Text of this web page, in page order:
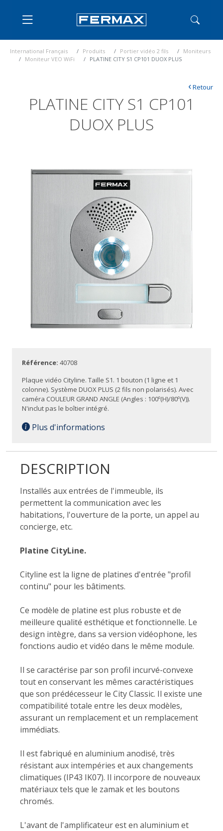
International Français Produits Portier vidéo 2 fils
Moniteurs
Moniteur VEO WiFi
PLATINE CITY S1 CP101 DUOX PLUS
PLATINE CITY S1 CP101
DUOX PLUS
‹Retour
Référence: 40708
Plaque vidéo Cityline. Taille S1. 1 bouton (1 ligne et 1
colonne). Système DUOX PLUS (2 fils non polarisés). Avec
caméra COULEUR GRAND ANGLE (Angles : 100º(H)/80º(V)).
N'inclut pas le boîtier intégré.
Plus d'informations
DESCRIPTION
Installés aux entrées de l'immeuble, ils
permettent la communication avec les
habitations, l'ouverture de la porte, un appel au
concierge, etc.
Platine CityLine.
Cityline est la ligne de platines d'entrée "profil
continu" pour les bâtiments.
Ce modèle de platine est plus robuste et de
meilleure qualité esthétique et fonctionnelle. Le
design intègre, dans sa version vidéophone, les
fonctions audio et vidéo dans le même module.
Il se caractérise par son profil incurvé-convexe
tout en conservant les mêmes caractéristiques
que son prédécesseur le City Classic. Il existe une
compatibilité totale entre les deux modèles,
assurant un remplacement et un remplacement
immédiats.
Il est fabriqué en aluminium anodisé, très
résistant aux intempéries et aux changements
climatiques (IP43 IK07). Il incorpore de nouveaux
matériaux tels que le zamak et les boutons
chromés.
L'avant de l'amplificateur est en aluminium et